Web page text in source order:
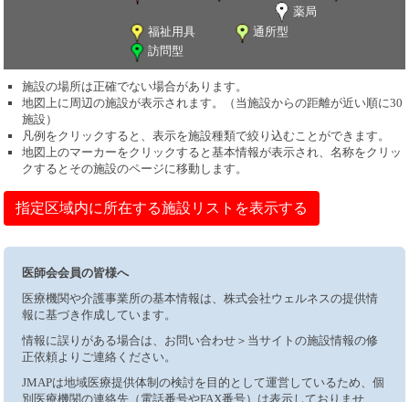
薬局
福祉用具
通所型
訪問型
施設の場所は正確でない場合があります。
地図上に周辺の施設が表示されます。（当施設からの距離が近い順に30
施設）
凡例をクリックすると、表示を施設種類で絞り込むことができます。
地図上のマーカーをクリックすると基本情報が表示され、名称をクリッ
クするとその施設のページに移動します。
指定区域内に所在する施設リストを表示する
医師会会員の皆様へ
医療機関や介護事業所の基本情報は、株式会社ウェルネスの提供情
報に基づき作成しています。
情報に誤りがある場合は、お問い合わせ＞当サイトの施設情報の修
正依頼よりご連絡ください。
JMAPは地域医療提供体制の検討を目的として運営しているため、個
別医療機関の連絡先（電話番号やFAX番号）は表示しておりませ